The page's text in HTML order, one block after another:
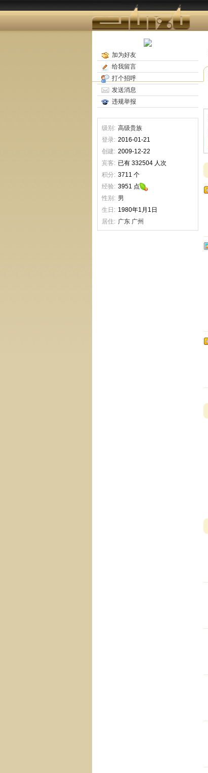
加为好友
给我留言
打个招呼
发送消息
违规举报
级别: 高级贵族
登录: 2016-01-21
创建: 2009-12-22
宾客: 已有 332504 人次
积分: 3711 个
经验: 3951 点
性别: 男
生日: 1980年1月1日
居住: 广东 广州